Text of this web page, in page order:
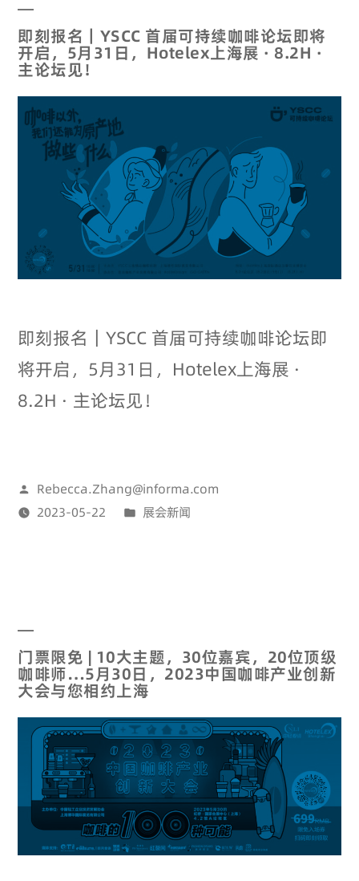
即刻报名｜YSCC 首届可持续咖啡论坛即将
开启，5月31日，Hotelex上海展 · 8.2H ·
主论坛见！
即刻报名｜YSCC 首届可持续咖啡论坛即
将开启，5月31日，Hotelex上海展 ·
8.2H · 主论坛见！
Rebecca.Zhang@informa.com
2023-05-22
展会新闻
门票限免 | 10大主题，30位嘉宾，20位顶级
咖啡师…5月30日，2023中国咖啡产业创新
大会与您相约上海